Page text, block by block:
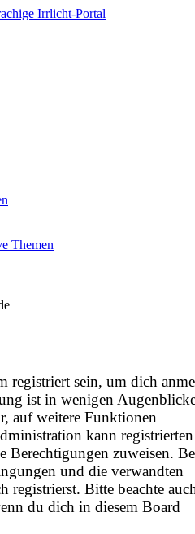
Themen
registriert sein, um dich
ist in wenigen
auf weitere Funktionen
kann registrierten
Berechtigungen zuweisen.
und die verwandten
registrierst. Bitte beachte
du dich in diesem Board